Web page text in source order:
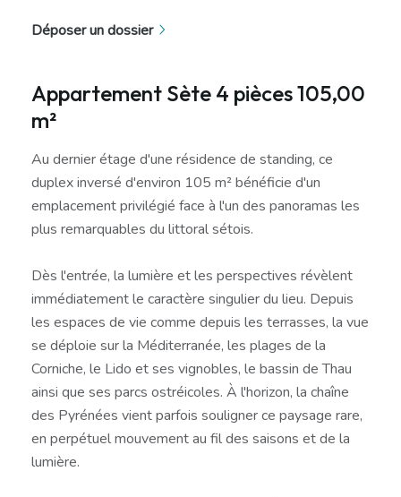
Déposer un dossier
Appartement Sète 4 pièces 105,00
m²
Au dernier étage d'une résidence de standing, ce
duplex inversé d'environ 105 m² bénéficie d'un
emplacement privilégié face à l'un des panoramas les
plus remarquables du littoral sétois.
Dès l'entrée, la lumière et les perspectives révèlent
immédiatement le caractère singulier du lieu. Depuis
les espaces de vie comme depuis les terrasses, la vue
se déploie sur la Méditerranée, les plages de la
Corniche, le Lido et ses vignobles, le bassin de Thau
ainsi que ses parcs ostréicoles. À l'horizon, la chaîne
des Pyrénées vient parfois souligner ce paysage rare,
en perpétuel mouvement au fil des saisons et de la
lumière.